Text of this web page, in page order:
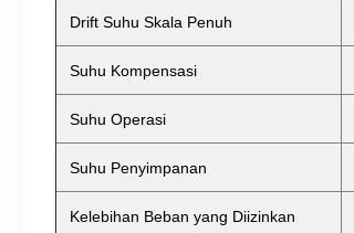
Drift Suhu Skala Penuh
Suhu Kompensasi
Suhu Operasi
Suhu Penyimpanan
Kelebihan Beban yang Diizinkan